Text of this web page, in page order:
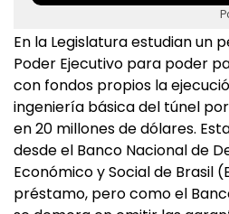
En la Legislatura estudian un
Poder Ejecutivo para poder
con fondos propios la
ingeniería básica del túnel
en 20 millones de dólares.
desde el Banco Nacional de
Económico y Social de Brasil
préstamo, pero como el